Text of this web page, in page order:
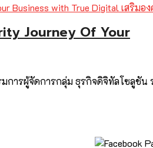
Journey Of Your
ารผู้จัดการกลุ่ม ธุรกิจดิจิทัลโซลูชั